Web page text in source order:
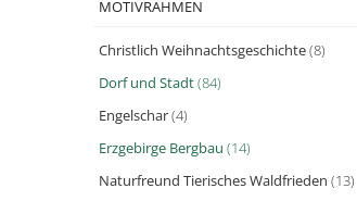
MOTIVRAHMEN
Christlich Weihnachtsgeschichte(8)
Dorf und Stadt(84)
Engelschar(4)
Erzgebirge Bergbau (14)
Naturfreund Tierisches Waldfrieden (13)